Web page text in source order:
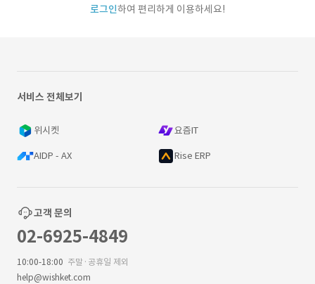
로그인하여 편리하게 이용하세요!
서비스 전체보기
위시켓 요즘IT
AIDP - AX Rise ERP
고객 문의
02-6925-4849
10:00-18:00 주말·공휴일 제외
help@wishket.com